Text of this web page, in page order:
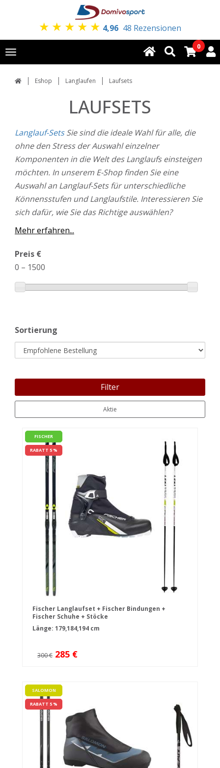
★ ★ ★ ★ ★ 4,96 48 Rezensionen
Toggle
navigation
0
Eshop Langlaufen Laufsets
LAUFSETS
Langlauf-SetsSie sind die ideale Wahl für alle, die
ohne den Stress der Auswahl einzelner
Komponenten in die Welt des Langlaufs einsteigen
möchten. In unserem E-Shop finden Sie eine
Auswahl an Langlauf-Sets für unterschiedliche
Könnensstufen und Langlaufstile. Interessieren Sie
sich dafür, wie Sie das Richtige auswählen?
Mehr erfahren...
Preis €
0 – 1500
Sortierung
Filter
Aktie
FISCHER
RABATT 5 %
Fischer Langlaufset + Fischer Bindungen +
Fischer Schuhe + Stöcke
Länge: 179,184,194 cm
300 € 285 €
SALOMON
RABATT 5 %